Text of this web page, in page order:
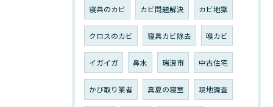
寝具のカビ カビ問題解決 カビ地獄
クロスのカビ 寝具カビ除去 喉カビ
イガイガ 鼻水 瑞浪市 中古住宅
かび取り業者 真夏の寝室 現地調査